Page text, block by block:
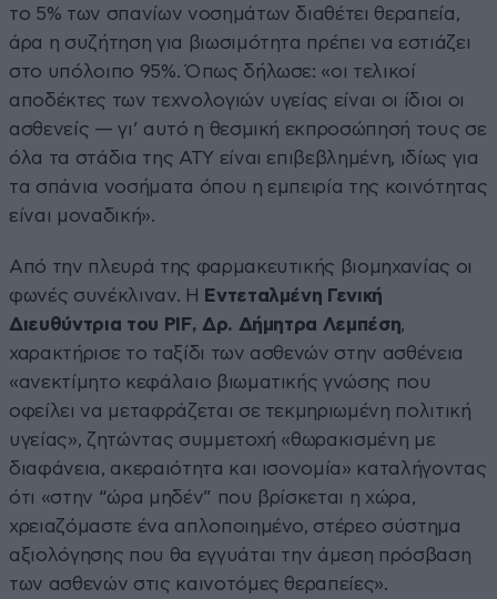
το 5% των σπανίων νοσημάτων διαθέτει θεραπεία,
άρα η συζήτηση για βιωσιμότητα πρέπει να εστιάζει
στο υπόλοιπο 95%. Όπως δήλωσε: «οι τελικοί
αποδέκτες των τεχνολογιών υγείας είναι οι ίδιοι οι
ασθενείς — γι’ αυτό η θεσμική εκπροσώπησή τους σε
όλα τα στάδια της ΑΤΥ είναι επιβεβλημένη, ιδίως για
τα σπάνια νοσήματα όπου η εμπειρία της κοινότητας
είναι μοναδική».
Από την πλευρά της φαρμακευτικής βιομηχανίας οι
φωνές συνέκλιναν. Η Εντεταλμένη Γενική
Διευθύντρια του PIF, Δρ. Δήμητρα Λεμπέση,
χαρακτήρισε το ταξίδι των ασθενών στην ασθένεια
«ανεκτίμητο κεφάλαιο βιωματικής γνώσης που
οφείλει να μεταφράζεται σε τεκμηριωμένη πολιτική
υγείας», ζητώντας συμμετοχή «θωρακισμένη με
διαφάνεια, ακεραιότητα και ισονομία» καταλήγοντας
ότι «στην “ώρα μηδέν” που βρίσκεται η χώρα,
χρειαζόμαστε ένα απλοποιημένο, στέρεο σύστημα
αξιολόγησης που θα εγγυάται την άμεση πρόσβαση
των ασθενών στις καινοτόμες θεραπείες».